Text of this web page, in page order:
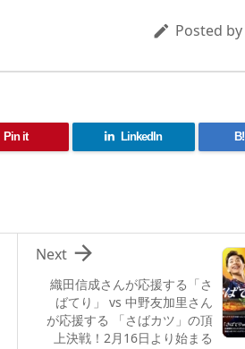
 Posted by
Pin it LinkedIn B!
織田信成さんが応援する「さ
ばてり」 vs 中野友加里さん
が応援する 「さばカツ」の頂
上決戦！2月16日より始まる

Next